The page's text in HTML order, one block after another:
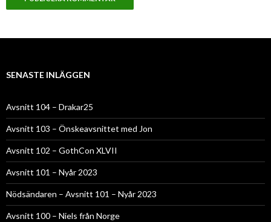
SENASTE INLÄGGEN
Avsnitt 104 – Drakar25
Avsnitt 103 – Önskeavsnittet med Jon
Avsnitt 102 – GothCon XLVII
Avsnitt 101 – Nyår 2023
Nödsändaren – Avsnitt 101 – Nyår 2023
Avsnitt 100 – Niels från Norge